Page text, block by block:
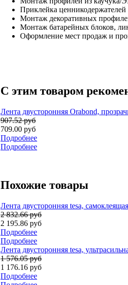
Приклейка ценникодержателей
Монтаж декоративных
Монтаж батарейных блоков,
Оформление мест продаж и
С этим товаром
Лента двусторонняя Orabond,
907.52 руб
709.00 руб
Подробнее
Подробнее
Похожие товары
Лента двусторонняя tesa,
2 832.66 руб
2 195.86 руб
Подробнее
Подробнее
Лента двусторонняя tesa,
1 576.05 руб
1 176.16 руб
Подробнее